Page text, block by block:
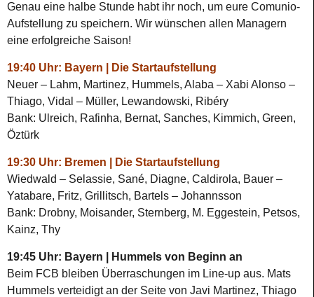
Genau eine halbe Stunde habt ihr noch, um eure Comunio-
Aufstellung zu speichern. Wir wünschen allen Managern
eine erfolgreiche Saison!
19:40 Uhr: Bayern | Die Startaufstellung
Neuer – Lahm, Martinez, Hummels, Alaba – Xabi Alonso –
Thiago, Vidal – Müller, Lewandowski, Ribéry
Bank: Ulreich, Rafinha, Bernat, Sanches, Kimmich, Green,
Öztürk
19:30 Uhr: Bremen | Die Startaufstellung
Wiedwald – Selassie, Sané, Diagne, Caldirola, Bauer –
Yatabare, Fritz, Grillitsch, Bartels – Johannsson
Bank: Drobny, Moisander, Sternberg, M. Eggestein, Petsos,
Kainz, Thy
19:45 Uhr: Bayern | Hummels von Beginn an
Beim FCB bleiben Überraschungen im Line-up aus. Mats
Hummels verteidigt an der Seite von Javi Martinez, Thiago